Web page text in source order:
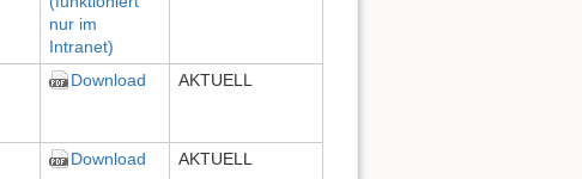
nur im
Intranet)
Download AKTUELL
Download AKTUELL